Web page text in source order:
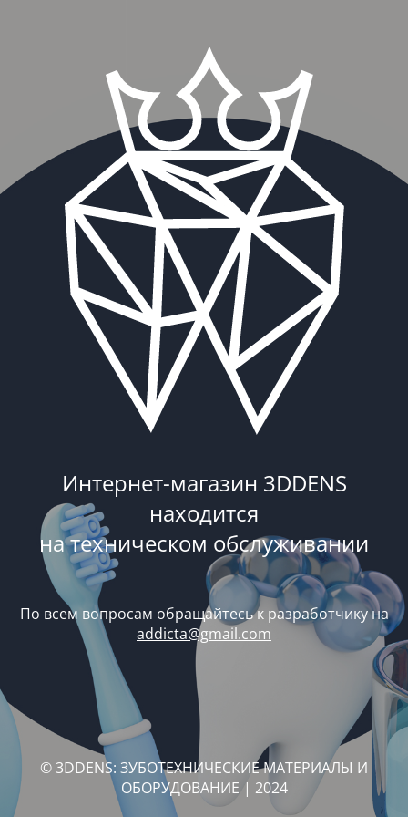
Интернет-магазин 3DDENS
находится
на техническом обслуживании
По всем вопросам обращайтесь к разработчику на
addicta@gmail.com
© 3DDENS: ЗУБОТЕХНИЧЕСКИЕ МАТЕРИАЛЫ И
ОБОРУДОВАНИЕ | 2024